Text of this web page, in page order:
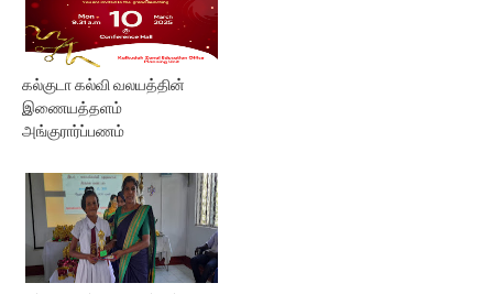
கல்குடா கல்வி வலயத்தின்
இணையத்தளம்
அங்குரார்ப்பணம்